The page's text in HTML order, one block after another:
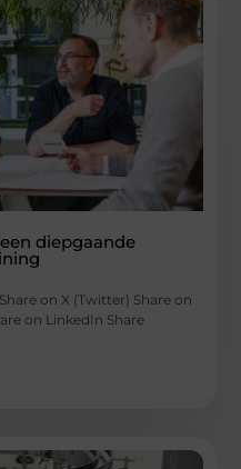
diepgaande
on X (Twitter) Share on
on LinkedIn Share